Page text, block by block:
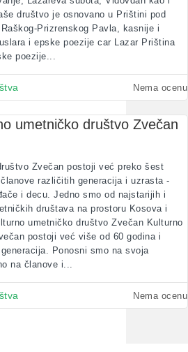
društvo je osnovano u Prištini pod
Prizrenskog Pavla, kasnije i
i epske poezije car Lazar Priština
poezije...
Nema ocenu
umetničko društvo Zvečan
Zvečan postoji već preko šest
različitih generacija i uzrasta -
i decu. Jedno smo od najstarijih i
društava na prostoru Kosova i
umetničko društvo Zvečan Kulturno
postoji već više od 60 godina i
Ponosni smo na svoja
na članove i...
Nema ocenu